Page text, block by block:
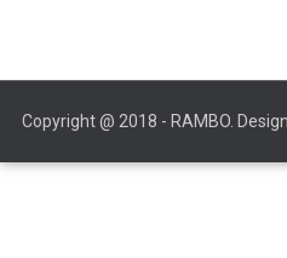
Le processus de
Légaré
Copyright @ 2018 - RAMBO.